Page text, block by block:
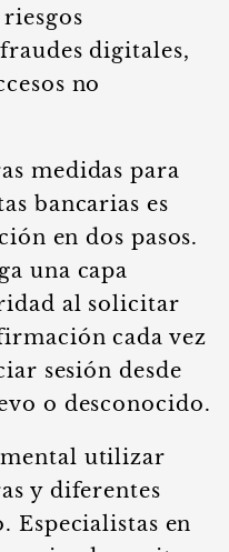
digitales,
no
medidas para
bancarias es
en dos pasos.
una capa
al solicitar
cada vez
sesión desde
o desconocido.
utilizar
y diferentes
Especialistas en